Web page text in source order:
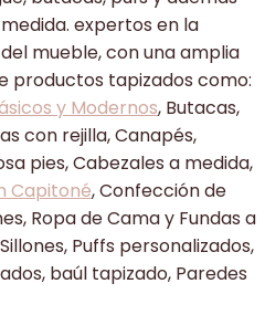
expertos en la
mueble, con una amplia
productos tapizados como:
y Modernos, Butacas,
con rejilla, Canapés,
pies, Cabezales a medida,
Capitoné, Confección de
Ropa de Cama y Fundas a
Puffs personalizados,
baúl tapizado, Paredes